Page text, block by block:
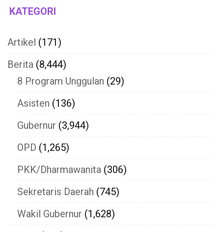
KATEGORI
Artikel (171)
Berita (8,444)
8 Program Unggulan (29)
Asisten (136)
Gubernur (3,944)
OPD (1,265)
PKK/Dharmawanita (306)
Sekretaris Daerah (745)
Wakil Gubernur (1,628)